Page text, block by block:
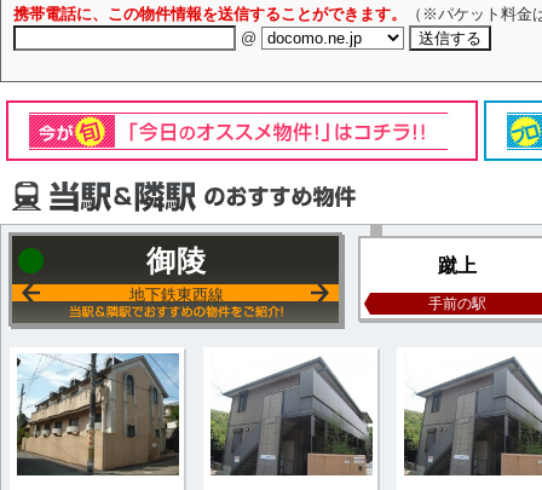
携帯電話に、この物件情報を送信することができます。
（※パケット料金
@
御陵
地下鉄東西線
蹴上
手前の駅